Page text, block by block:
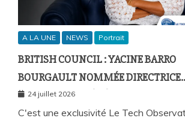
A LA UNE NEWS Portrait
BRITISH COUNCIL : YACINE BARRO
BOURGAULT NOMMÉE DIRECTRICE
PAYS POUR LE SÉNÉGAL ET
FRANCOPHONE
24 juillet 2026
C'est une exclusivité Le Tech